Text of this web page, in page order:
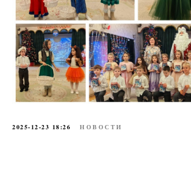
2025-12-23 18:26 НОВОСТИ